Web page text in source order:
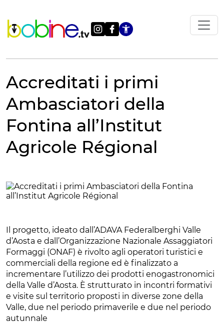
contenuto
Apri le
Accreditati i primi
Ambasciatori della
Fontina all’Institut
Agricole Régional
Il progetto, ideato dall’ADAVA Federalberghi Valle
d’Aosta e dall’Organizzazione Nazionale Assaggiatori
Formaggi (ONAF) è rivolto agli operatori turistici e
commerciali della regione ed è finalizzato a
incrementare l’utilizzo dei prodotti enogastronomici
della Valle d’Aosta. È strutturato in incontri formativi
e visite sul territorio proposti in diverse zone della
Valle, due nel periodo primaverile e due nel periodo
autunnale